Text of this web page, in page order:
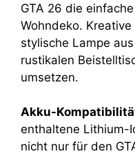
GTA 26 die
Wohndeko.
stylische Lampe
rustikalen
umsetzen.
Akku-
enthaltene Lithium-
nicht nur für den